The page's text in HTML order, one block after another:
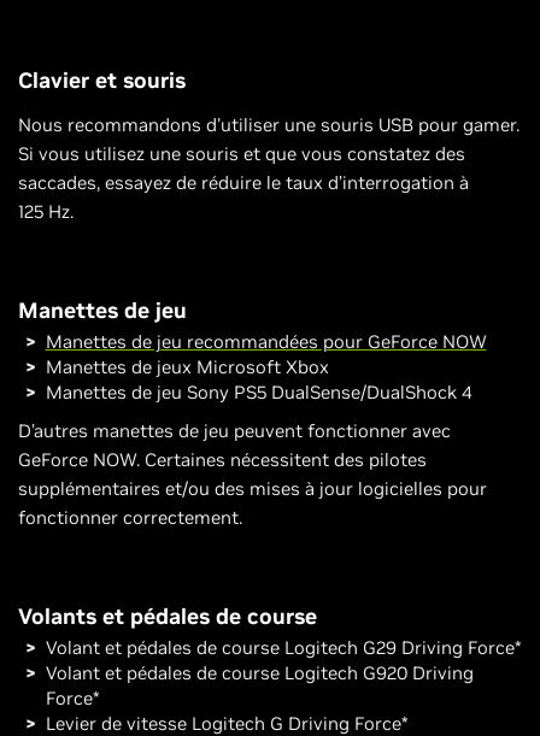
Clavier et souris
Nous recommandons d'utiliser une souris USB pour gamer.
Si vous utilisez une souris et que vous constatez des
saccades, essayez de réduire le taux d’interrogation à
125 Hz.
Manettes de jeu
Manettes de jeu recommandées pour GeForce NOW
Manettes de jeux Microsoft Xbox
Manettes de jeu Sony PS5 DualSense/DualShock 4
D’autres manettes de jeu peuvent fonctionner avec
GeForce NOW. Certaines nécessitent des pilotes
supplémentaires et/ou des mises à jour logicielles pour
fonctionner correctement.
Volants et pédales de course
Volant et pédales de course Logitech G29 Driving Force*
Volant et pédales de course Logitech G920 Driving
Force*
Levier de vitesse Logitech G Driving Force*